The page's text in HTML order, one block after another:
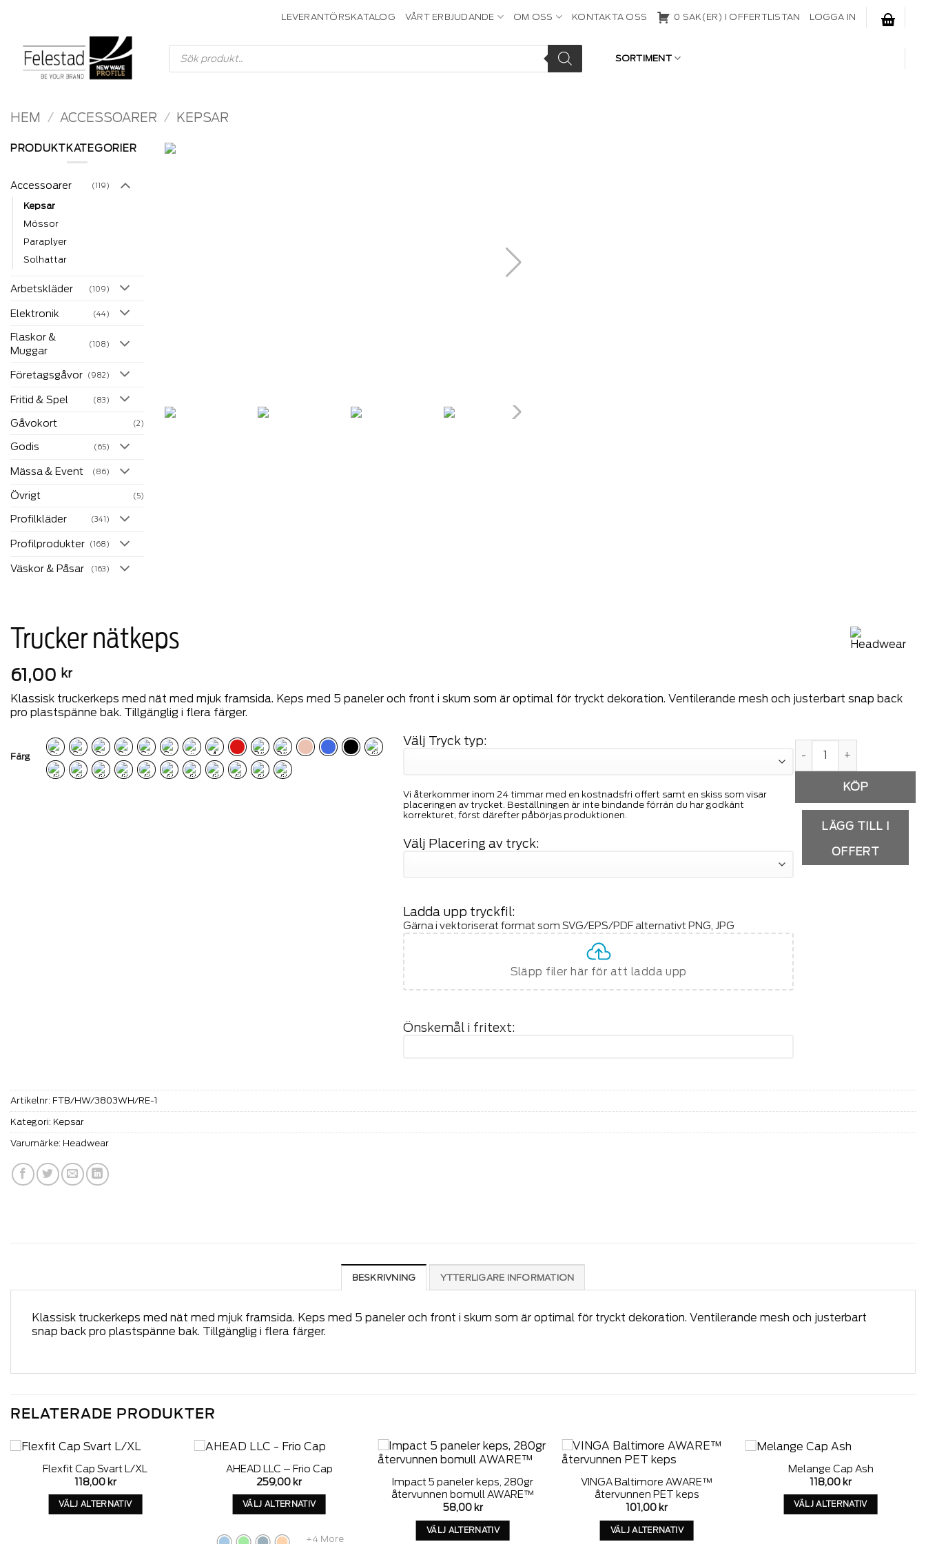
LEVERANTÖRSKATALOG VÅRT ERBJUDANDE OM OSS KONTAKTA OSS 0 SAK(ER) I OFFERTLISTAN LOGGA IN
Produktsökning
SORTIMENT
HEM / ACCESSOARER / KEPSAR
PRODUKTKATEGORIER
Accessoarer (119)
Kepsar
Mössor
Paraplyer
Solhattar
Arbetskläder (109)
Elektronik (44)
Flaskor &
Muggar
(108)
Företagsgåvor (982)
Fritid & Spel (83)
Gåvokort (2)
Godis (65)
Mässa & Event (86)
Övrigt (5)
Profilkläder (341)
Profilprodukter (168)
Väskor & Påsar (163)
Trucker nätkeps
61,00 kr
Klassisk truckerkeps med nät med mjuk framsida. Keps med 5 paneler och front i skum som är optimal för tryckt dekoration. Ventilerande mesh och justerbart snap back
pro plastspänne bak. Tillgänglig i flera färger.
Välj Tryck typ:
Vi återkommer inom 24 timmar med en kostnadsfri offert samt en skiss som visar
placeringen av trycket. Beställningen är inte bindande förrän du har godkänt
korrekturet, först därefter påbörjas produktionen.
Välj Placering av tryck:
Ladda upp tryckfil:
Gärna i vektoriserat format som SVG/EPS/PDF alternativt PNG, JPG
Släpp filer här för att ladda upp
Önskemål i fritext:
Färg
LÄGG TILL I
OFFERT
Artikelnr: FTB/HW/3803WH/RE-1
Kategori: Kepsar
Varumärke: Headwear
BESKRIVNING YTTERLIGARE INFORMATION
Klassisk truckerkeps med nät med mjuk framsida. Keps med 5 paneler och front i skum som är optimal för tryckt dekoration. Ventilerande mesh och justerbart
snap back pro plastspänne bak. Tillgänglig i flera färger.
RELATERADE PRODUKTER
Flexfit Cap Svart L/XL
118,00 kr
VÄLJ ALTERNATIV
AHEAD LLC – Frio Cap
259,00 kr
VÄLJ ALTERNATIV
produkt+4 More
Add to
wishlist
Impact 5 paneler keps, 280gr
återvunnen bomull AWARE™
58,00 kr
VÄLJ ALTERNATIV
Add to
wishlist
VINGA Baltimore AWARE™
återvunnen PET keps
101,00 kr
VÄLJ ALTERNATIV
Melange Cap Ash
118,00 kr
VÄLJ ALTERNATIV